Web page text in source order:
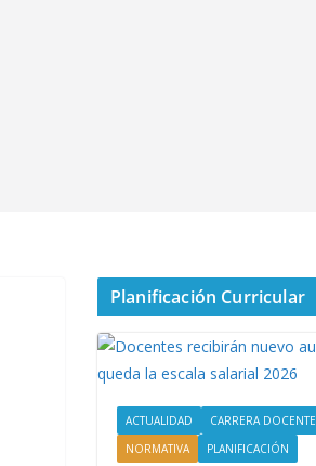
Planificación Curricular
ACTUALIDAD CARRERA DOCENTE
NORMATIVA
PLANIFICACIÓN